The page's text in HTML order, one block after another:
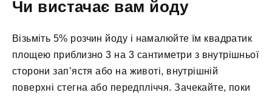
Чи вистачає вам йоду
Візьміть 5% розчин йоду і намалюйте їм квадратик
площею приблизно 3 на 3 сантиметри з внутрішньої
сторони зап’ястя або на животі, внутрішній
поверхні стегна або передпліччя. Зачекайте, поки